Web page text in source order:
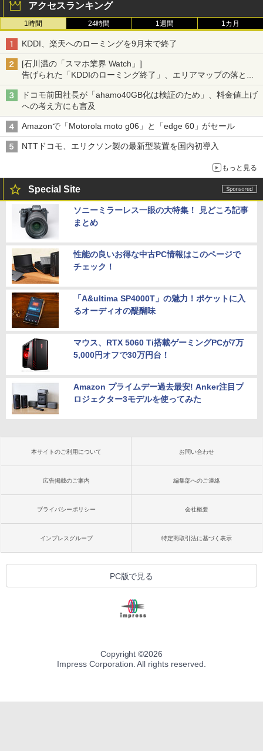
アクセスランキング
1時間 24時間 1週間 1カ月
KDDI、楽天へのローミングを9月末で終了
[石川温の「スマホ業界 Watch」]
告げられた「KDDIのローミング終了」、エリアマップの落とし
穴と楽天モバイルの課題
ドコモ前田社長が「ahamo40GB化は検証のため」、料金値上げ
への考え方にも言及
Amazonで「Motorola moto g06」と「edge 60」がセール
NTTドコモ、エリクソン製の最新型装置を国内初導入
もっと見る
Special Site
ソニーミラーレス一眼の大特集！ 見どころ記事
まとめ
性能の良いお得な中古PC情報はこのページで
チェック！
「A&ultima SP4000T」の魅力！ポケットに入
るオーディオの醍醐味
マウス、RTX 5060 Ti搭載ゲーミングPCが7万
5,000円オフで30万円台！
Amazon プライムデー過去最安! Anker注目プ
ロジェクター3モデルを使ってみた
本サイトのご利用について お問い合わせ
広告掲載のご案内 編集部へのご連絡
プライバシーポリシー 会社概要
インプレスグループ 特定商取引法に基づく表示
PC版で見る
Copyright ©2026
Impress Corporation. All rights reserved.